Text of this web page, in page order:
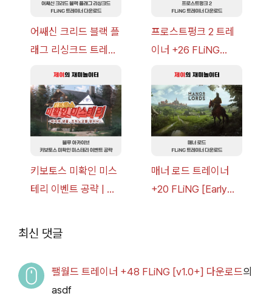
어쌔신 크리드 블랙 플
래그 리싱크드 트레이
v1.0+] 다운로드
프로스트펑크 2 트레
이너 +26 FLiNG
드
키보토스 미확인 미스
테리 이벤트 공략 | 블
매너 로드 트레이너
+20 FLiNG [Early
최신 댓글
팰월드 트레이너 +48 FLiNG [v1.0+] 다운로드의
asdf